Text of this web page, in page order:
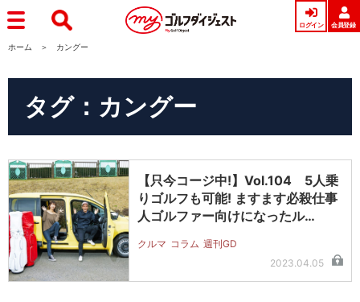
ログイン 会員登録
ホーム カングー
タグ：カングー
【只今コージ中!】Vol.104 5人乗
りゴルフも可能! ますます必殺仕事
人ゴルファー向けになったル…
クルマ コラム 週刊GD
2023.04.05